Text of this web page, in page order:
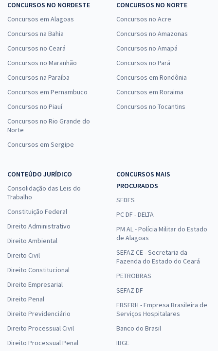
CONCURSOS NO NORDESTE
Concursos em Alagoas
Concursos na Bahia
Concursos no Ceará
Concursos no Maranhão
Concursos na Paraíba
Concursos em Pernambuco
Concursos no Piauí
Concursos no Rio Grande do
Norte
Concursos em Sergipe
CONCURSOS NO NORTE
Concursos no Acre
Concursos no Amazonas
Concursos no Amapá
Concursos no Pará
Concursos em Rondônia
Concursos em Roraima
Concursos no Tocantins
CONTEÚDO JURÍDICO
Consolidação das Leis do
Trabalho
Constituição Federal
Direito Administrativo
Direito Ambiental
Direito Civil
Direito Constitucional
Direito Empresarial
Direito Penal
Direito Previdenciário
Direito Processual Civil
Direito Processual Penal
CONCURSOS MAIS
PROCURADOS
SEDES
PC DF - DELTA
PM AL - Polícia Militar do Estado
de Alagoas
SEFAZ CE - Secretaria da
Fazenda do Estado do Ceará
PETROBRAS
SEFAZ DF
EBSERH - Empresa Brasileira de
Serviços Hospitalares
Banco do Brasil
IBGE